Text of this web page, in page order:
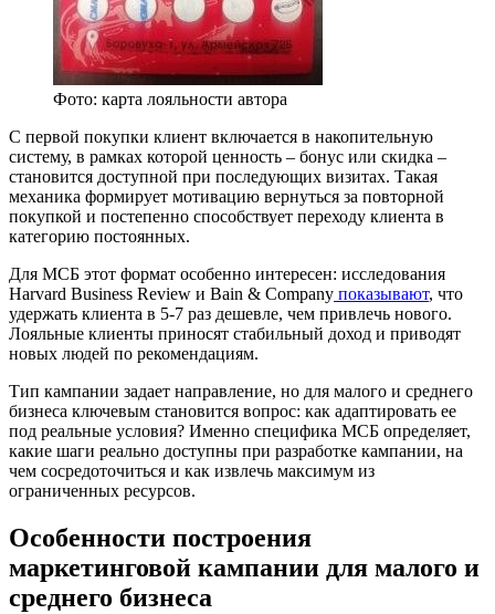
Фото: карта лояльности автора
С первой покупки клиент включается в накопительную
систему, в рамках которой ценность – бонус или скидка –
становится доступной при последующих визитах. Такая
механика формирует мотивацию вернуться за повторной
покупкой и постепенно способствует переходу клиента в
категорию постоянных.
Для МСБ этот формат особенно интересен: исследования
Harvard Business Review и Bain & Company показывают, что
удержать клиента в 5-7 раз дешевле, чем привлечь нового.
Лояльные клиенты приносят стабильный доход и приводят
новых людей по рекомендациям.
Тип кампании задает направление, но для малого и среднего
бизнеса ключевым становится вопрос: как адаптировать ее
под реальные условия? Именно специфика МСБ определяет,
какие шаги реально доступны при разработке кампании, на
чем сосредоточиться и как извлечь максимум из
ограниченных ресурсов.
Особенности построения
маркетинговой кампании для малого и
среднего бизнеса